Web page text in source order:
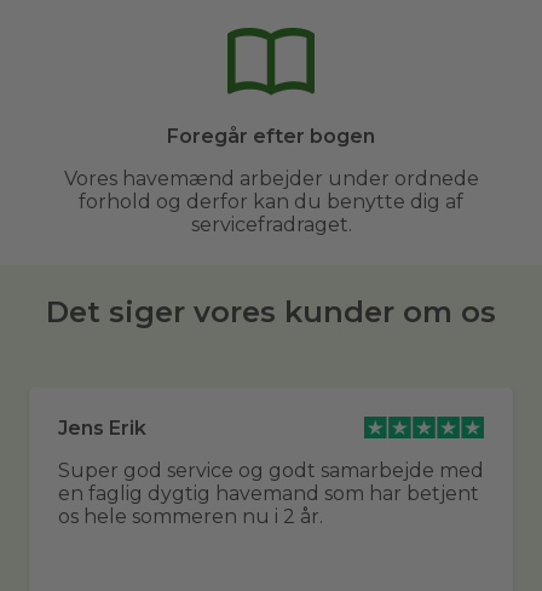
Foregår efter bogen
Vores havemænd arbejder under ordnede
forhold og derfor kan du benytte dig af
servicefradraget.
Det siger vores kunder om os
Jens Erik
Super god service og godt samarbejde med
en faglig dygtig havemand som har betjent
os hele sommeren nu i 2 år.